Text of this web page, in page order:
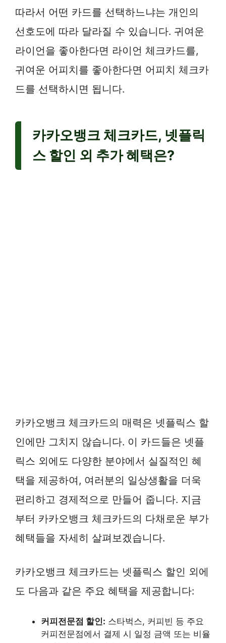
따라서 어떤 카드를 선택하느냐는 개인의
선호도에 따라 달라질 수 있습니다. 귀여운
라이언을 좋아한다면 라이언 체크카드를,
귀여운 어피치를 좋아한다면 어피치 체크카
드를 선택하시면 됩니다.
카카오뱅크 체크카드, 넷플릭
스 할인 외 추가 혜택은?
카카오뱅크 체크카드의 매력은 넷플릭스 할
인에만 그치지 않습니다. 이 카드들은 넷플
릭스 외에도 다양한 분야에서 실질적인 혜
택을 제공하여, 여러분의 일상생활을 더욱
편리하고 경제적으로 만들어 줍니다. 지금
부터 카카오뱅크 체크카드의 다채로운 부가
혜택들을 자세히 살펴보겠습니다.
카카오뱅크 체크카드는 넷플릭스 할인 외에
도 다음과 같은 주요 혜택을 제공합니다:
커피전문점 할인: 스타벅스, 커피빈 등 주요
커피전문점에서 결제 시 일정 금액 또는 비율